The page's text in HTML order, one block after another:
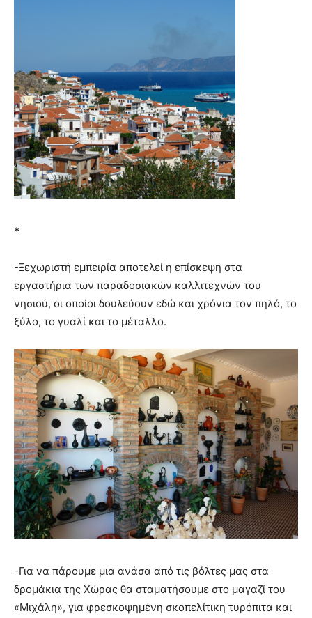
*
-Ξεχωριστή εμπειρία αποτελεί η επίσκεψη στα
εργαστήρια των παραδοσιακών καλλιτεχνών του
νησιού, οι οποίοι δουλεύουν εδώ και χρόνια τον πηλό, το
ξύλο, το γυαλί και το μέταλλο.
-Για να πάρουμε μια ανάσα από τις βόλτες μας στα
δρομάκια της Χώρας θα σταματήσουμε στο μαγαζί του
«Μιχάλη», για φρεσκοψημένη σκοπελίτικη τυρόπιτα και